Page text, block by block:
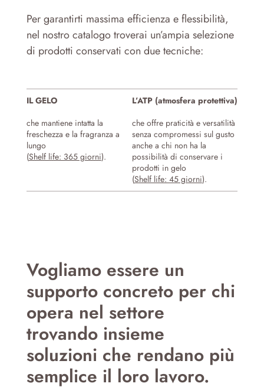
Per garantirti massima efficienza e flessibilità,
nel nostro catalogo troverai un’ampia selezione
di prodotti conservati con due tecniche:
IL GELO
che mantiene intatta la
freschezza e la fragranza a
lungo
(Shelf life: 365 giorni).
L’ATP (atmosfera protettiva)
che offre praticità e versatilità
senza compromessi sul gusto
anche a chi non ha la
possibilità di conservare i
prodotti in gelo
(Shelf life: 45 giorni).
Vogliamo essere un
supporto concreto per chi
opera nel settore
trovando insieme
soluzioni che rendano più
semplice il loro lavoro.